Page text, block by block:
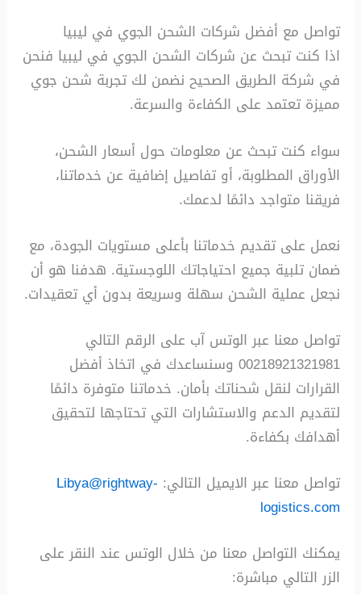
تواصل مع أفضل شركات الشحن الجوي في ليبيا
اذا كنت تبحث عن شركات الشحن الجوي في ليبيا فنحن
في شركة الطريق الصحيح نضمن لك تجربة شحن جوي
مميزة تعتمد على الكفاءة والسرعة.
سواء كنت تبحث عن معلومات حول أسعار الشحن،
الأوراق المطلوبة، أو تفاصيل إضافية عن خدماتنا،
فريقنا متواجد دائمًا لدعمك.
نعمل على تقديم خدماتنا بأعلى مستويات الجودة، مع
ضمان تلبية جميع احتياجاتك اللوجستية. هدفنا هو أن
نجعل عملية الشحن سهلة وسريعة بدون أي تعقيدات.
تواصل معنا عبر الوتس آب على الرقم التالي
00218921321981 وسنساعدك في اتخاذ أفضل
القرارات لنقل شحناتك بأمان. خدماتنا متوفرة دائمًا
لتقديم الدعم والاستشارات التي تحتاجها لتحقيق
أهدافك بكفاءة.
تواصل معنا عبر الايميل التالي: Libya@rightway-
logistics.com
يمكنك التواصل معنا من خلال الوتس عند النقر على
الزر التالي مباشرة: